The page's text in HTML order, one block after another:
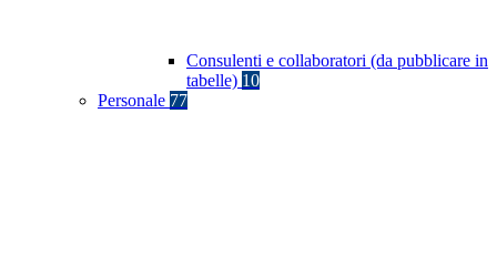
Consulenti e collaboratori (da pubblicare in
tabelle) 10
Personale 77